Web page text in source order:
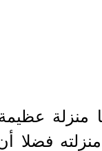
فضلا أن